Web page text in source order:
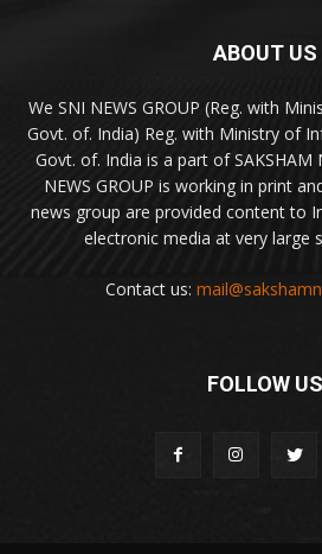
ABOUT US
We SNI NEWS GROUP (Reg. with
Govt. of. India) Reg. with Ministry of
Govt. of. India is a part of SAKSHAM
NEWS GROUP is working in print
news group are provided content to
electronic media at very large
Contact us:
FOLLOW US